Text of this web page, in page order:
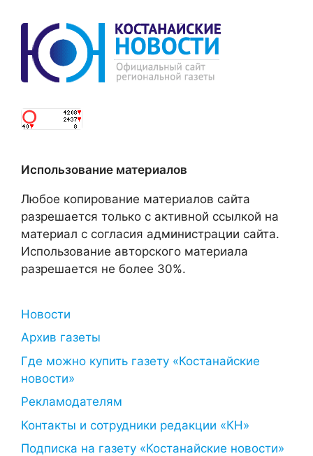
Использование материалов
Любое копирование материалов сайта
разрешается только с активной ссылкой на
материал с согласия администрации сайта.
Использование авторского материала
разрешается не более 30%.
Новости
Архив газеты
Где можно купить газету «Костанайские
новости»
Рекламодателям
Контакты и сотрудники редакции «КН»
Подписка на газету «Костанайские новости»